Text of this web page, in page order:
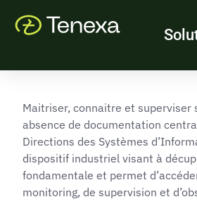
Maitriser, connaitre et superviser
absence de documentation
Directions des Systèmes
dispositif industriel visant à
fondamentale et permet
monitoring, de supervision et